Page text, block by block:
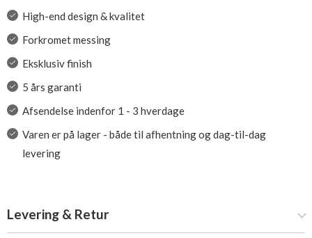
High-end design & kvalitet
Forkromet messing
Eksklusiv finish
5 års garanti
Afsendelse indenfor 1 - 3 hverdage
Varen er på lager - både til afhentning og dag-til-dag
levering
Levering & Retur